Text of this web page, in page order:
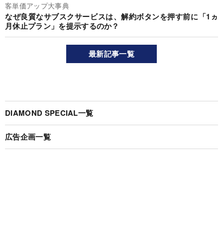
客単価アップ大事典
なぜ良質なサブスクサービスは、解約ボタンを押す前に「1ヵ
月休止プラン」を提示するのか？
最新記事一覧
DIAMOND SPECIAL一覧
広告企画一覧